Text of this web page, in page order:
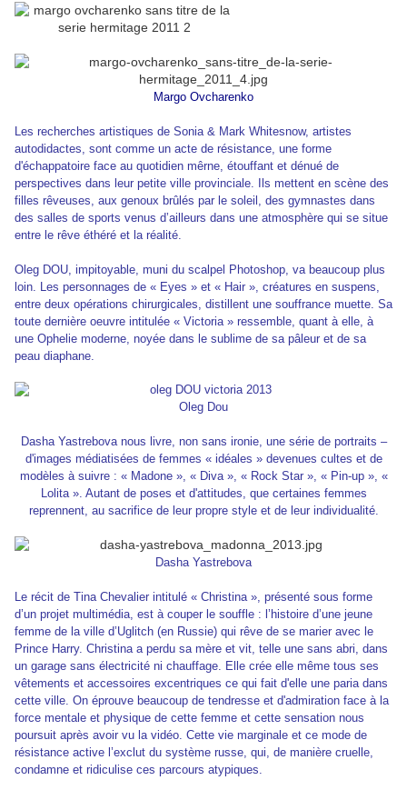
Margo Ovcharenko
Les recherches artistiques de Sonia & Mark Whitesnow, artistes
autodidactes, sont comme un acte de résistance, une forme
d'échappatoire face au quotidien mêrne, étouffant et dénué de
perspectives dans leur petite ville provinciale. Ils mettent en scène des
filles rêveuses, aux genoux brûlés par le soleil, des gymnastes dans
des salles de sports venus d’ailleurs dans une atmosphère qui se situe
entre le rêve éthéré et la réalité.
Oleg DOU, impitoyable, muni du scalpel Photoshop, va beaucoup plus
loin. Les personnages de « Eyes » et « Hair », créatures en suspens,
entre deux opérations chirurgicales, distillent une souffrance muette. Sa
toute dernière oeuvre intitulée « Victoria » ressemble, quant à elle, à
une Ophelie moderne, noyée dans le sublime de sa pâleur et de sa
peau diaphane.
Oleg Dou
Dasha Yastrebova nous livre, non sans ironie, une série de portraits –
d'images médiatisées de femmes « idéales » devenues cultes et de
modèles à suivre : « Madone », « Diva », « Rock Star », « Pin-up », «
Lolita ». Autant de poses et d'attitudes, que certaines femmes
reprennent, au sacrifice de leur propre style et de leur individualité.
Dasha Yastrebova
Le récit de Tina Chevalier intitulé « Christina », présenté sous forme
d’un projet multimédia, est à couper le souffle : l’histoire d’une jeune
femme de la ville d’Uglitch (en Russie) qui rêve de se marier avec le
Prince Harry. Christina a perdu sa mère et vit, telle une sans abri, dans
un garage sans électricité ni chauffage. Elle crée elle même tous ses
vêtements et accessoires excentriques ce qui fait d'elle une paria dans
cette ville. On éprouve beaucoup de tendresse et d'admiration face à la
force mentale et physique de cette femme et cette sensation nous
poursuit après avoir vu la vidéo. Cette vie marginale et ce mode de
résistance active l’exclut du système russe, qui, de manière cruelle,
condamne et ridiculise ces parcours atypiques.